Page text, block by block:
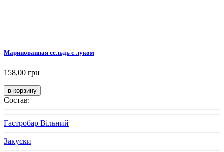
Маринованная сельдь с луком
158,00 грн
Состав:
Гастробар Вільний
Закуски